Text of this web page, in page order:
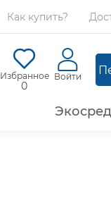
Как купить?
Избранное
0
Войти